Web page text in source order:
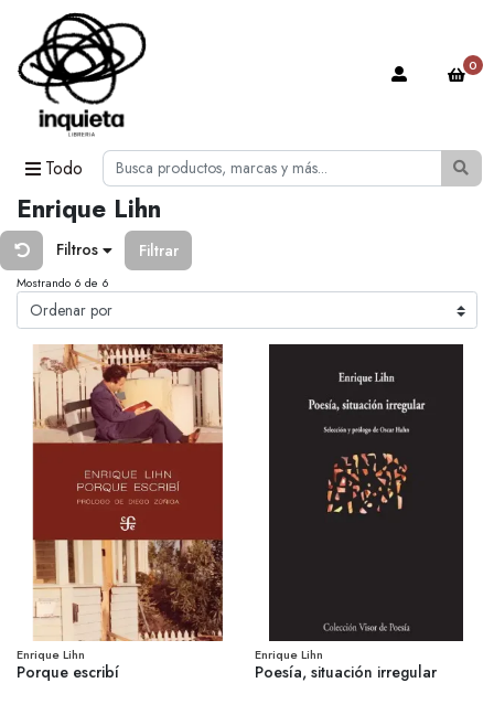
Todo
0
Enrique Lihn
Filtros Filtrar
Mostrando 6 de 6
Enrique Lihn
Porque escribí
Enrique Lihn
Poesía, situación irregular